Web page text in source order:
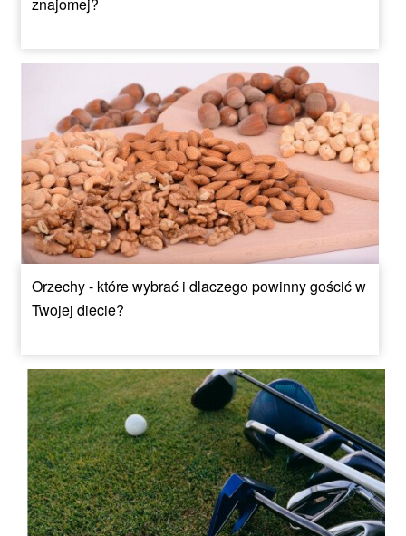
Orzechy - które wybrać i dlaczego powinny gościć w
Twojej diecie?